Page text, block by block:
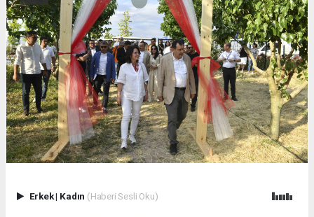
Erkek| Kadın (Haberi Sesli Oku)